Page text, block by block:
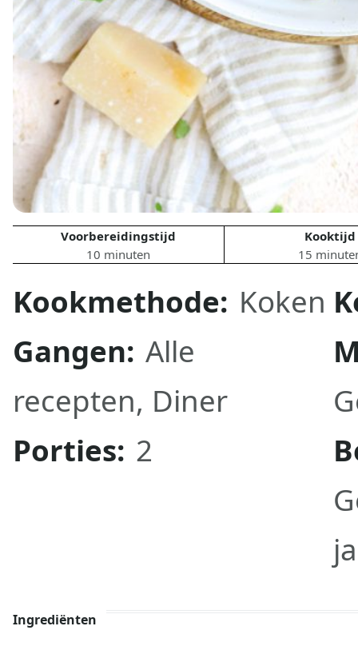
Voorbereidingstijd
10 minuten
Kooktijd
15
Kookmethode: Koken
Gangen: Alle
recepten, Diner
Porties: 2
Ingrediënten